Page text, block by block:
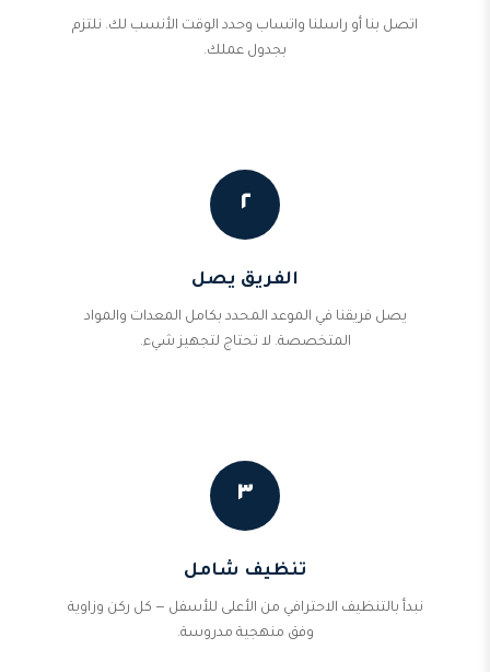
اتصل بنا أو راسلنا واتساب وحدد الوقت الأنسب لك. نلتزم
بجدول عملك.
٢
الفريق يصل
يصل فريقنا في الموعد المحدد بكامل المعدات والمواد
المتخصصة. لا تحتاج لتجهيز شيء.
٣
تنظيف شامل
نبدأ بالتنظيف الاحترافي من الأعلى للأسفل — كل ركن وزاوية
وفق منهجية مدروسة.